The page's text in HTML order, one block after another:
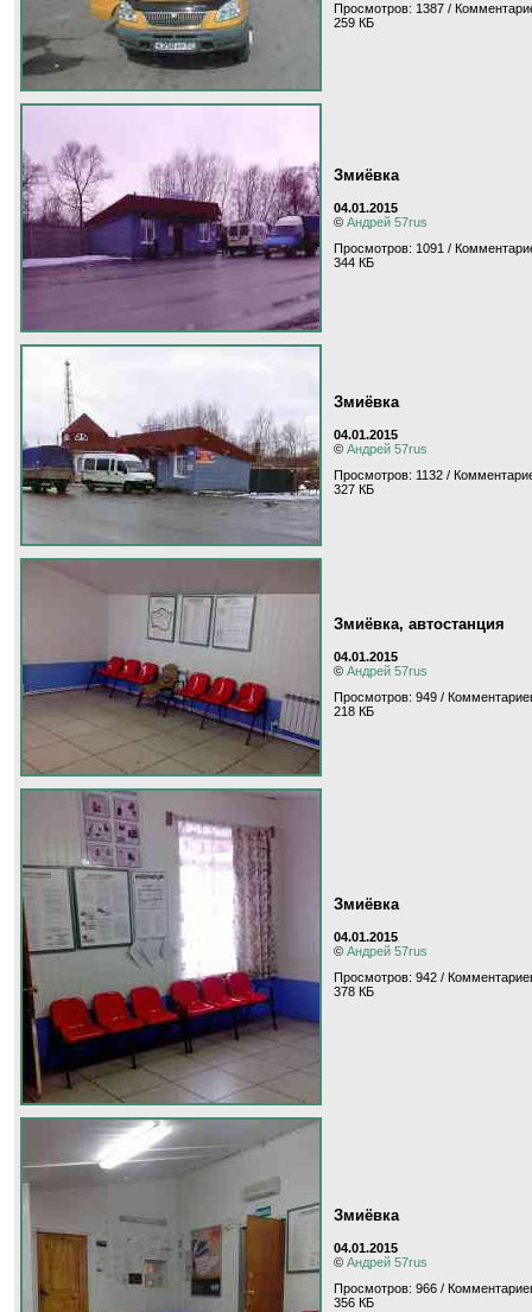
Просмотров: 1387 /
259 КБ
Змиёвка
04.01.2015
© Андрей 57rus
Просмотров: 1091 /
344 КБ
Змиёвка
04.01.2015
© Андрей 57rus
Просмотров: 1132 /
327 КБ
Змиёвка, автостанция
04.01.2015
© Андрей 57rus
Просмотров: 949 /
218 КБ
Змиёвка
04.01.2015
© Андрей 57rus
Просмотров: 942 /
378 КБ
Змиёвка
04.01.2015
© Андрей 57rus
Просмотров: 966 /
356 КБ